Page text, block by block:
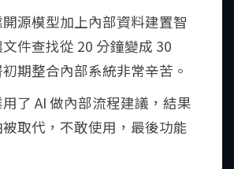
源模型加上內部資料建置智
件查找從 20 分鐘變成 30
期整合內部系統非常辛苦。
了 AI 做內部流程建議，結果
取代，不敢使用，最後功能